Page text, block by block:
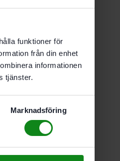
funktioner för
från din enhet
informationen
tjänster.
Marknadsföring